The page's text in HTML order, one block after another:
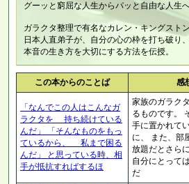
グーッと窮屈な人生からパッと自由な人生
ガラクタ整理で有名なカレン・キングスト
日本人直弟子が、自分の心の枠を打ち破り
本音の生き方を大切にする方法を伝授。
この本からのことば 感
「なんでこの人はこんなガ
ラクタを 持ち続けている
んだ」 「そんなものをもっ
ているから、 私まで困る
んだ」 と思っている時、相
手が抵抗すればするほ
家族のガラク
るものです。
手に置かれて
に、 また、部
放題だとさら
自分にとって
だ